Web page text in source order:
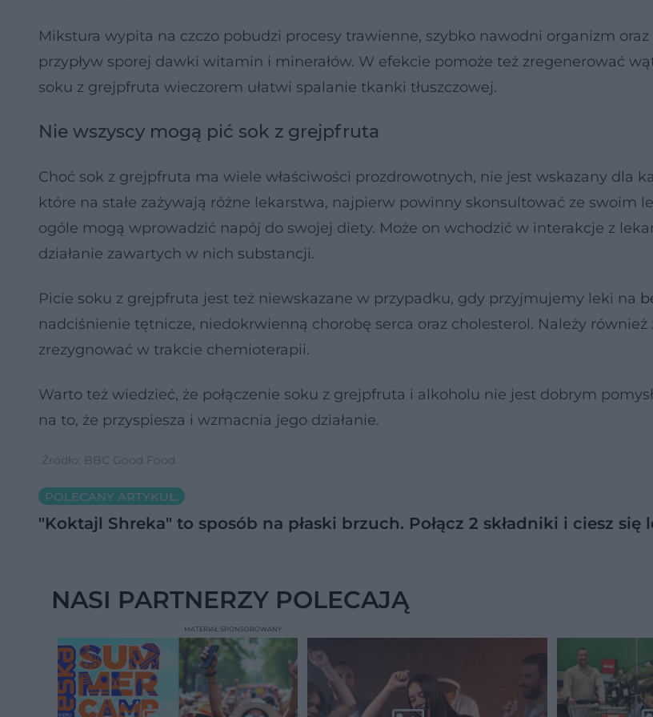
Mikstura wypita na czczo pobudzi procesy trawienne, szybko nawodni organizm
przypływ sporej dawki witamin i minerałów. W efekcie pomoże też zregenerować
soku z grejpfruta wieczorem ułatwi spalanie tkanki tłuszczowej.
Nie wszyscy mogą pić sok z grejpfruta
Choć sok z grejpfruta ma wiele właściwości prozdrowotnych, nie jest wskazany dla
które na stałe zażywają różne lekarstwa, najpierw powinny skonsultować ze swoim
ogóle mogą wprowadzić napój do swojej diety. Może on wchodzić w interakcje z
działanie zawartych w nich substancji.
Picie soku z grejpfruta jest też niewskazane w przypadku, gdy przyjmujemy leki na
nadciśnienie tętnicze, niedokrwienną chorobę serca oraz cholesterol. Należy również
zrezygnować w trakcie chemioterapii.
Warto też wiedzieć, że połączenie soku z grejpfruta i alkoholu nie jest dobrym
na to, że przyspiesza i wzmacnia jego działanie.
Źródło: BBC Good Food
POLECANY ARTYKUŁ:
"Koktajl Shreka" to sposób na płaski brzuch. Połącz 2 składniki i ciesz się
NASI PARTNERZY POLECAJĄ
MATERIAŁ SPONSOROWANY